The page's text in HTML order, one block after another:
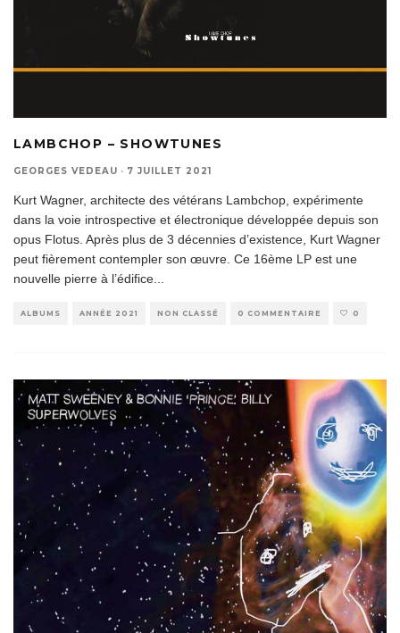
LAMBCHOP – SHOWTUNES
GEORGES VEDEAU · 7 JUILLET 2021
Kurt Wagner, architecte des vétérans Lambchop, expérimente
dans la voie introspective et électronique développée depuis son
opus Flotus. Après plus de 3 décennies d’existence, Kurt Wagner
peut fièrement contempler son œuvre. Ce 16ème LP est une
nouvelle pierre à l’édifice
ALBUMS ANNÉE 2021 NON CLASSÉ 0 COMMENTAIRE 0